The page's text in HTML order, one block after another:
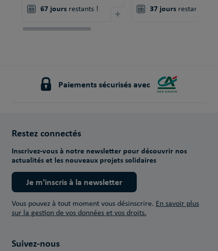
67 jours restants ! + 37 jours restants !
Paiements sécurisés avec
Restez connectés
Inscrivez-vous à notre newsletter pour découvrir nos
actualités et les nouveaux projets solidaires
Je m'inscris à la newsletter
Vous pouvez à tout moment vous désinscrire. En savoir plus
sur la gestion de vos données et vos droits.
Suivez-nous